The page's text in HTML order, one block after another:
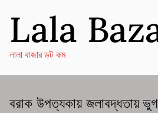
content
Lala
লালা বাজার ডট কম
বরাক উপত্যকায় জলাবদ্ধতায়